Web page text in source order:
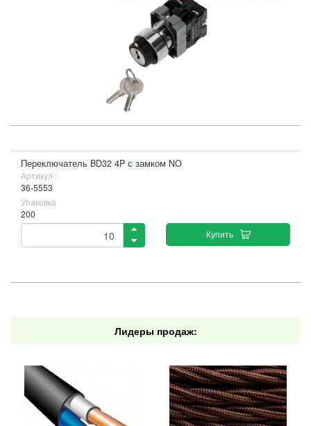
Переключатель BD32 4P с замком NO
Артикул :
36-5553
Упаковка
200
Купить
Лидеры продаж: